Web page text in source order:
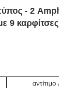
- 2
9 καρφίτσες